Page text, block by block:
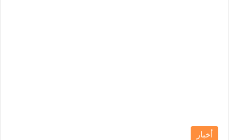
أخبار